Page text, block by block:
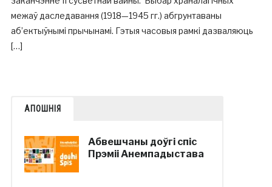
межаў даследавання (1918—1945 гг.) абгрунтаваны
аб’ектыўнымі прычынамі. Гэтыя часовыя рамкі дазваляюць
[…]
АПОШНІЯ
Абвешчаны доўгі спіс
Прэміі Анемпадыстава